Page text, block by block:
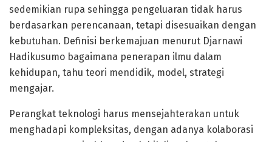
sedemikian rupa sehingga pengeluaran tidak harus
berdasarkan perencanaan, tetapi disesuaikan dengan
kebutuhan. Definisi berkemajuan menurut Djarnawi
Hadikusumo bagaimana penerapan ilmu dalam
kehidupan, tahu teori mendidik, model, strategi
mengajar.
Perangkat teknologi harus mensejahterakan untuk
menghadapi kompleksitas, dengan adanya kolaborasi